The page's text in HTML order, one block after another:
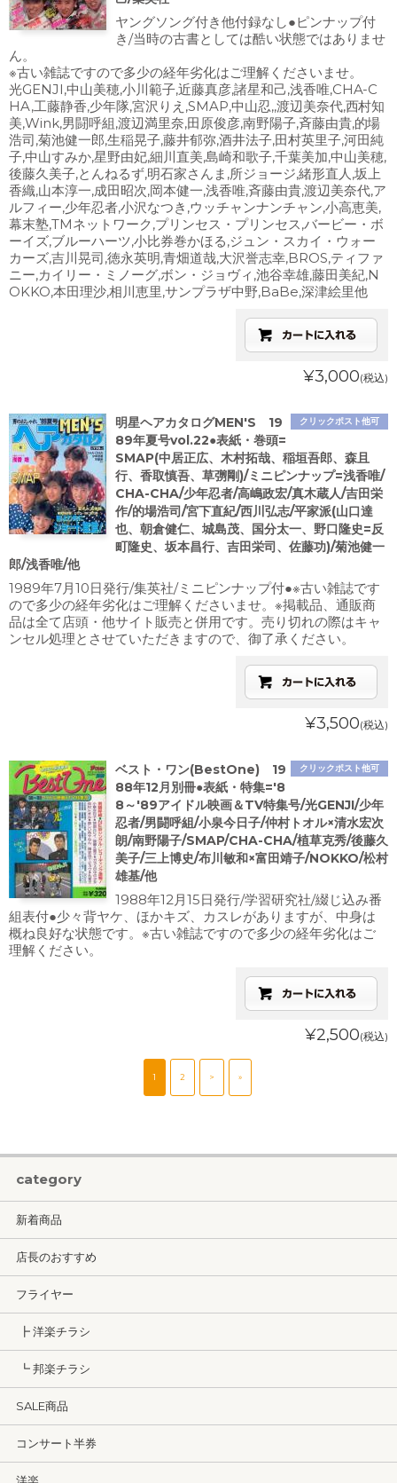
ヤングソング付き他付録なし●ピンナップ付
き/当時の古書としては酷い状態ではありませ
ん。
※古い雑誌ですので多少の経年劣化はご理解くださいませ。
光GENJI,中山美穂,小川範子,近藤真彦,諸星和己,浅香唯,CHA-C
HA,工藤静香,少年隊,宮沢りえ,SMAP,中山忍,,渡辺美奈代,西村知
美,Wink,男闘呼組,渡辺満里奈,田原俊彦,南野陽子,斉藤由貴,的場
浩司,菊池健一郎,生稲晃子,藤井郁弥,酒井法子,田村英里子,河田純
子,中山すみか,星野由妃,細川直美,島崎和歌子,千葉美加,中山美穂,
後藤久美子,とんねるず,明石家さんま,所ジョージ,緒形直人,坂上
香織,山本淳一,成田昭次,岡本健一,浅香唯,斉藤由貴,渡辺美奈代,ア
ルフィー,少年忍者,小沢なつき,ウッチャンナンチャン,小高恵美,
幕末塾,TMネットワーク,プリンセス・プリンセス,バービー・ボ
ーイズ,ブルーハーツ,小比券巻かほる,ジュン・スカイ・ウォー
カーズ,吉川晃司,徳永英明,青畑道哉,大沢誉志幸,BROS,ティファ
ニー,カイリー・ミノーグ,ボン・ジョヴィ,池谷幸雄,藤田美紀,N
OKKO,本田理沙,相川恵里,サンプラザ中野,BaBe,深津絵里他
¥3,000(税込)
クリックポスト他可
明星ヘアカタログMEN'S 19
89年夏号vol.22●表紙・巻頭=
SMAP(中居正広、木村拓哉、稲垣吾郎、森且
行、香取慎吾、草彅剛)/ミニピンナップ=浅香唯/
CHA-CHA/少年忍者/高嶋政宏/真木蔵人/吉田栄
作/的場浩司/宮下直紀/西川弘志/平家派(山口達
也、朝倉健仁、城島茂、国分太一、野口隆史=反
町隆史、坂本昌行、吉田栄司、佐藤功)/菊池健一
郎/浅香唯/他
1989年7月10日発行/集英社/ミニピンナップ付●※古い雑誌です
ので多少の経年劣化はご理解くださいませ。※掲載品、通販商
品は全て店頭・他サイト販売と併用です。売り切れの際はキャ
ンセル処理とさせていただきますので、御了承ください。
¥3,500(税込)
クリックポスト他可
ベスト・ワン(BestOne) 19
88年12月別冊●表紙・特集='8
8～'89アイドル映画＆TV特集号/光GENJI/少年
忍者/男闘呼組/小泉今日子/仲村トオル×清水宏次
朗/南野陽子/SMAP/CHA-CHA/植草克秀/後藤久
美子/三上博史/布川敏和×富田靖子/NOKKO/松村
雄基/他
1988年12月15日発行/学習研究社/綴じ込み番
組表付●少々背ヤケ、ほかキズ、カスレがありますが、中身は
概ね良好な状態です。※古い雑誌ですので多少の経年劣化はご
理解ください。
¥2,500(税込)
1 2 > »
category
新着商品
店長のおすすめ
フライヤー
┣ 洋楽チラシ
┗ 邦楽チラシ
SALE商品
コンサート半券